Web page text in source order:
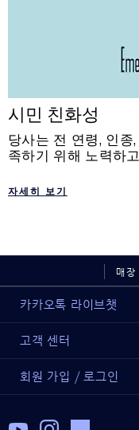
시민 친화성
당사는 전 연령, 인
족하기 위해 노력하
자세히 보기
매장
카카오톡 라이브챗
고객 센터
회원 가입 / 로그인